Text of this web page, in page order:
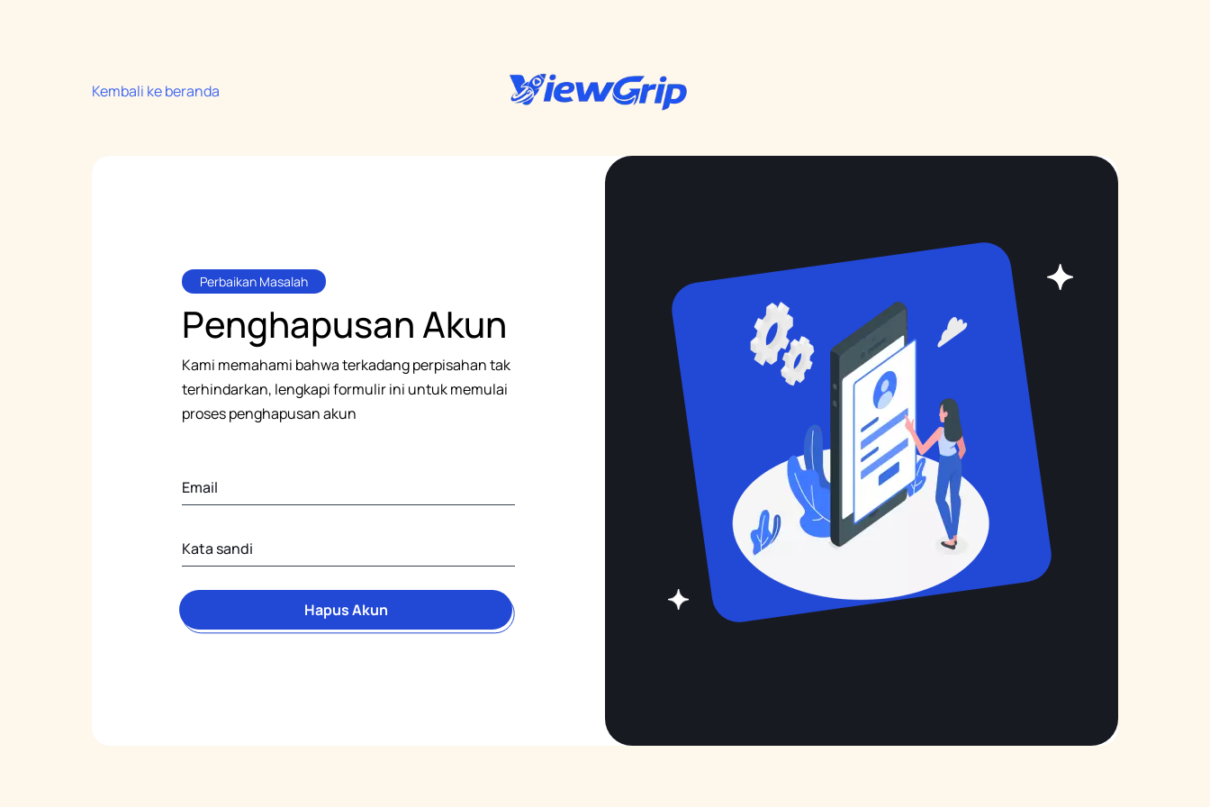
Kembali ke beranda
Perbaikan Masalah
Penghapusan Akun
Kami memahami bahwa terkadang perpisahan tak
terhindarkan, lengkapi formulir ini untuk memulai
proses penghapusan akun
Hapus Akun